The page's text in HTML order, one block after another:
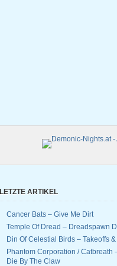
LETZTE ARTIKEL
Cancer Bats – Give Me Dirt
Temple Of Dread – Dreadspawn
Din Of Celestial Birds – Takeoffs
Phantom Corporation / Catbreath
Die By The Claw